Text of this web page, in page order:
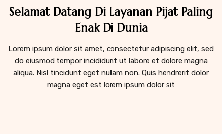
Selamat Datang Di Layanan Pijat Paling
Enak Di Dunia
Lorem ipsum dolor sit amet, consectetur adipiscing elit, sed
do eiusmod tempor incididunt ut labore et dolore magna
aliqua. Nisl tincidunt eget nullam non. Quis hendrerit dolor
magna eget est lorem ipsum dolor sit